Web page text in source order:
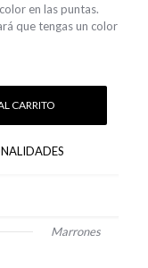
en las puntas.
que tengas un color
CARRITO
Marrones